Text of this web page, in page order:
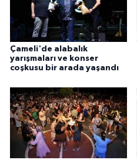
Çameli'de alabalık
yarışmaları ve konser
coşkusu bir arada yaşandı